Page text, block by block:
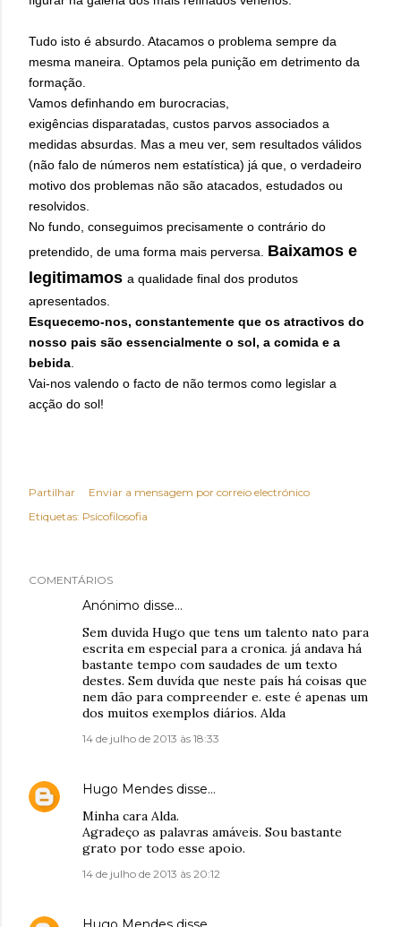
Tudo isto é absurdo. Atacamos o problema sempre da
mesma maneira. Optamos pela punição em detrimento da
formação.
Vamos definhando em burocracias,
exigências disparatadas, custos parvos associados a
medidas absurdas. Mas a meu ver, sem resultados válidos
(não falo de números nem estatística) já que, o verdadeiro
motivo dos problemas não são atacados, estudados ou
resolvidos.
No fundo, conseguimos precisamente o contrário do
pretendido, de uma forma mais perversa. Baixamos e
legitimamos a qualidade final dos produtos
apresentados.
Esquecemo-nos, constantemente que os atractivos do
nosso pais são essencialmente o sol, a comida e a
bebida
Vai-nos valendo o facto de não termos como legislar a
acção do sol!
Partilhar
Enviar a mensagem por correio electrónico
Etiquetas: Psícofilosofia
COMENTÁRIOS
Anónimo disse…
Sem duvida Hugo que tens um talento nato para
escrita em especial para a cronica. já andava há
bastante tempo com saudades de um texto
destes. Sem duvída que neste país há coisas que
nem dão para compreender e. este é apenas um
dos muitos exemplos diários. Alda
14 de julho de 2013 às 18:33
Hugo Mendes disse…
Minha cara Alda.
Agradeço as palavras amáveis. Sou bastante
grato por todo esse apoio.
14 de julho de 2013 às 20:12